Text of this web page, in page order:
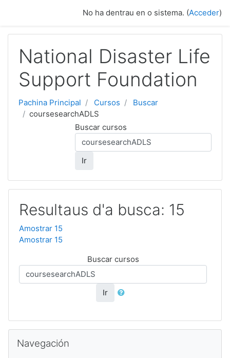
No ha dentrau en o sistema. (Acceder)
National Disaster Life
Support Foundation
Pachina Principal Cursos
Buscar
coursesearchADLS
Buscar cursos
Ir
Resultaus d'a busca: 15
Amostrar 15
Amostrar 15
Buscar cursos
Ir
Navegación